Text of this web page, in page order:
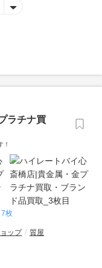
ラチナ買
！
7枚
ップ 質屋